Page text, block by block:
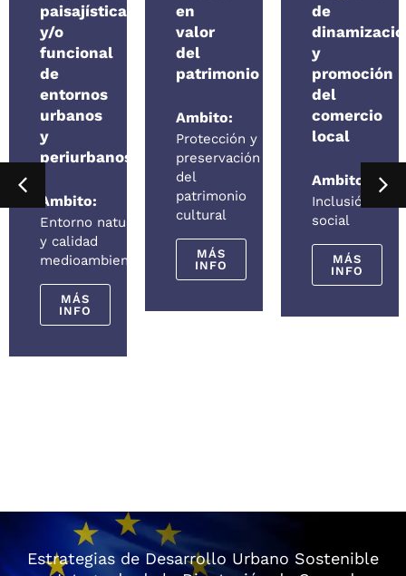
paisajística
y/o
funcional
de
entornos
urbanos
y
periurbanos
Ambito:
Entorno natural
y calidad
medioambiental
MÁS
INFO
en
valor
del
patrimonio
Ambito:
Protección y
preservación
del
patrimonio
cultural
MÁS
INFO
de
y
promoción
del
comercio
local
Ambito:
Inclusión
social
MÁS
INFO
Estrategias de Desarrollo Urbano Sostenible